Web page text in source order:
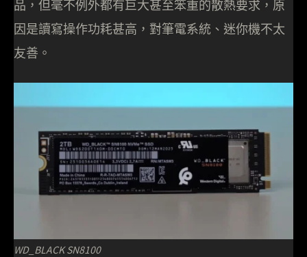
品，但毫不例外都有巨大甚至笨重的散熱要求，原
因是讀寫操作功耗甚高，對筆電系統、迷你機不太
友善。
WD_BLACK SN8100